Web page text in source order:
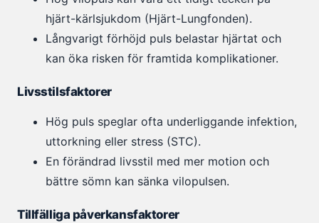
hjärt-kärlsjukdom (Hjärt-Lungfonden).
Långvarigt förhöjd puls belastar hjärtat och
kan öka risken för framtida komplikationer.
Livsstilsfaktorer
Hög puls speglar ofta underliggande infektion,
uttorkning eller stress (STC).
En förändrad livsstil med mer motion och
bättre sömn kan sänka vilopulsen.
Tillfälliga påverkansfaktorer